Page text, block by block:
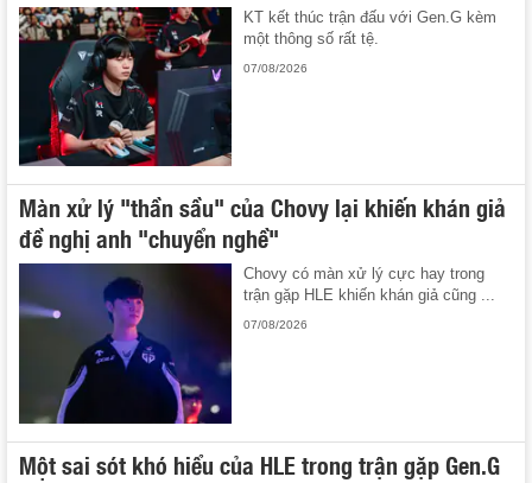
KT kết thúc trận đấu với Gen.G kèm
một thông số rất tệ.
07/08/2026
Màn xử lý "thần sầu" của Chovy lại khiến khán giả
đề nghị anh "chuyển nghề"
Chovy có màn xử lý cực hay trong
trận gặp HLE khiến khán giả cũng ...
07/08/2026
Một sai sót khó hiểu của HLE trong trận gặp Gen.G